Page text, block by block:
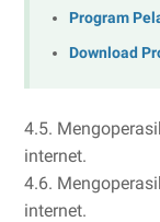
Program
Download
4.5.
internet.
4.6.
internet.